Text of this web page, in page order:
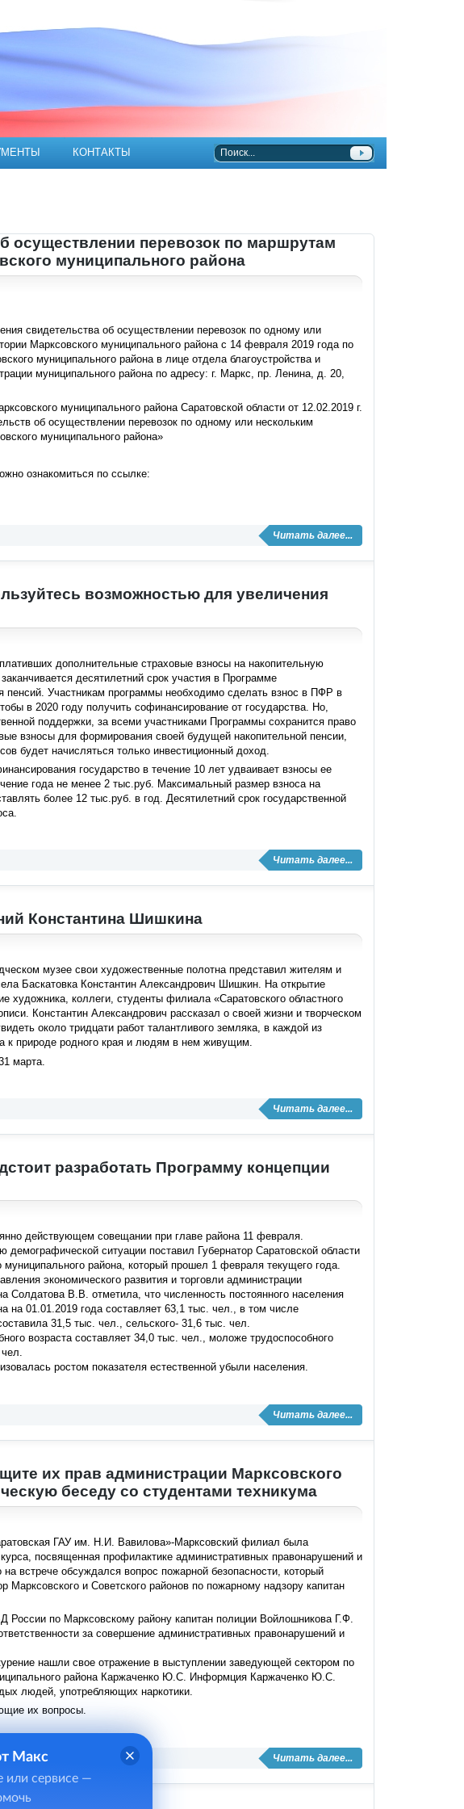
КОНТАКТЫ
осуществлении перевозок по маршрутам
муниципального района
свидетельства об осуществлении перевозок по одному или
Марксовского муниципального района с 14 февраля 2019 года по
муниципального района в лице отдела благоустройства и
муниципального района по адресу: г. Маркс, пр. Ленина, д. 20,
муниципального района Саратовской области от 12.02.2019 г.
об осуществлении перевозок по одному или нескольким
муниципального района»
ознакомиться по ссылке:
Читать далее...
возможностью для увеличения
дополнительные страховые взносы на накопительную
десятилетний срок участия в Программе
пенсий. Участникам программы необходимо сделать взнос в ПФР в
в 2020 году получить софинансирование от государства. Но,
поддержки, за всеми участниками Программы сохранится право
взносы для формирования своей будущей накопительной пенсии,
будет начисляться только инвестиционный доход.
государство в течение 10 лет удваивает взносы ее
года не менее 2 тыс.руб. Максимальный размер взноса на
более 12 тыс.руб. в год. Десятилетний срок государственной
Читать далее...
Константина Шишкина
музее свои художественные полотна представил жителям и
Баскатовка Константин Александрович Шишкин. На открытие
художника, коллеги, студенты филиала «Саратовского областного
Константин Александрович рассказал о своей жизни и творческом
около тридцати работ талантливого земляка, в каждой из
к природе родного края и людям в нем живущим.
марта.
Читать далее...
разработать Программу концепции
действующем совещании при главе района 11 февраля.
ситуации поставил Губернатор Саратовской области
района, который прошел 1 февраля текущего года.
экономического развития и торговли администрации
Солдатова В.В. отметила, что численность постоянного населения
на 01.01.2019 года составляет 63,1 тыс. чел., в том числе
31,5 тыс. чел., сельского- 31,6 тыс. чел.
возраста составляет 34,0 тыс. чел., моложе трудоспособного
ростом показателя естественной убыли населения.
Читать далее...
их прав администрации Марксовского
беседу со студентами техникума
ГАУ им. Н.И. Вавилова»-Марксовский филиал была
посвященная профилактике административных правонарушений и
встрече обсуждался вопрос пожарной безопасности, который
Марксовского и Советского районов по пожарному надзору капитан
по Марксовскому району капитан полиции Войлошникова Г.Ф.
за совершение административных правонарушений и
нашли свое отражение в выступлении заведующей сектором по
района Каржаченко Ю.С. Информция Каржаченко Ю.С.
людей, употребляющих наркотики.
их вопросы.
Читать далее...
Макс
или сервисе —